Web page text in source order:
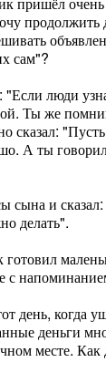
сам"?
люди
Ты же
сказал:
А ты
сына и
делать".
с
день, когда
деньги
месте. Как